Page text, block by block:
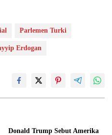
Parlemen Turki
Erdogan
Donald Trump Sebut Amerika